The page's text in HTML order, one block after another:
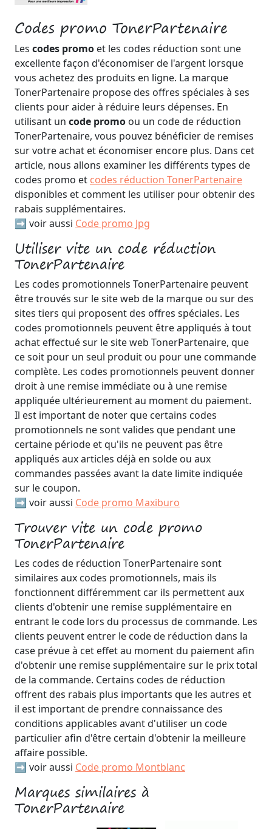
Codes promo TonerPartenaire
Les codes promo et les codes réduction sont une
excellente façon d'économiser de l'argent lorsque
vous achetez des produits en ligne. La marque
TonerPartenaire propose des offres spéciales à ses
clients pour aider à réduire leurs dépenses. En
utilisant un code promo ou un code de réduction
TonerPartenaire, vous pouvez bénéficier de remises
sur votre achat et économiser encore plus. Dans cet
article, nous allons examiner les différents types de
codes promo et codes réduction TonerPartenaire
disponibles et comment les utiliser pour obtenir des
rabais supplémentaires.
➡️ voir aussi Code promo Jpg
Utiliser vite un code réduction
TonerPartenaire
Les codes promotionnels TonerPartenaire peuvent
être trouvés sur le site web de la marque ou sur des
sites tiers qui proposent des offres spéciales. Les
codes promotionnels peuvent être appliqués à tout
achat effectué sur le site web TonerPartenaire, que
ce soit pour un seul produit ou pour une commande
complète. Les codes promotionnels peuvent donner
droit à une remise immédiate ou à une remise
appliquée ultérieurement au moment du paiement.
Il est important de noter que certains codes
promotionnels ne sont valides que pendant une
certaine période et qu'ils ne peuvent pas être
appliqués aux articles déjà en solde ou aux
commandes passées avant la date limite indiquée
sur le coupon.
➡️ voir aussi Code promo Maxiburo
Trouver vite un code promo
TonerPartenaire
Les codes de réduction TonerPartenaire sont
similaires aux codes promotionnels, mais ils
fonctionnent différemment car ils permettent aux
clients d'obtenir une remise supplémentaire en
entrant le code lors du processus de commande. Les
clients peuvent entrer le code de réduction dans la
case prévue à cet effet au moment du paiement afin
d'obtenir une remise supplémentaire sur le prix total
de la commande. Certains codes de réduction
offrent des rabais plus importants que les autres et
il est important de prendre connaissance des
conditions applicables avant d'utiliser un code
particulier afin d'être certain d'obtenir la meilleure
affaire possible.
➡️ voir aussi Code promo Montblanc
Marques similaires à
TonerPartenaire